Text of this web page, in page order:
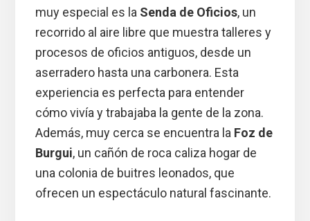
muy especial es la Senda de Oficios, un
recorrido al aire libre que muestra talleres y
procesos de oficios antiguos, desde un
aserradero hasta una carbonera. Esta
experiencia es perfecta para entender
cómo vivía y trabajaba la gente de la zona.
Además, muy cerca se encuentra la Foz de
Burgui, un cañón de roca caliza hogar de
una colonia de buitres leonados, que
ofrecen un espectáculo natural fascinante.